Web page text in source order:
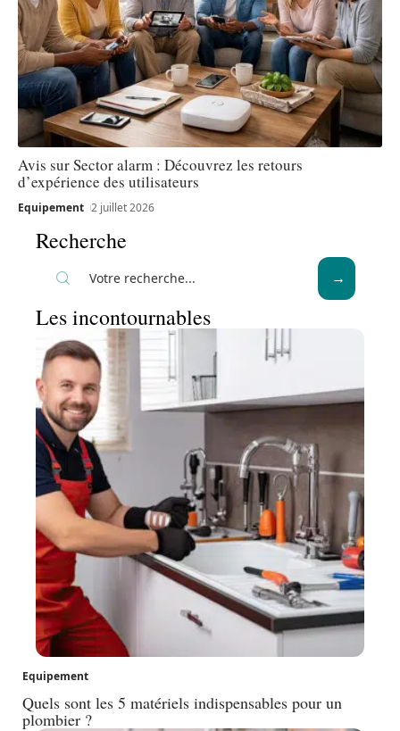
Avis sur Sector alarm : Découvrez les retours
d’expérience des utilisateurs
Equipement 2 juillet 2026
Recherche
Les incontournables
Equipement
Quels sont les 5 matériels indispensables pour un
plombier ?